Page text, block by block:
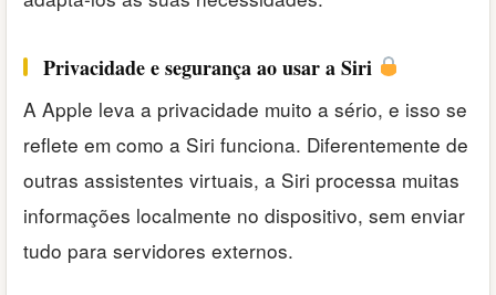
Privacidade e segurança ao usar a Siri
A Apple leva a privacidade muito a sério, e isso se
reflete em como a Siri funciona. Diferentemente de
outras assistentes virtuais, a Siri processa muitas
informações localmente no dispositivo, sem enviar
tudo para servidores externos.